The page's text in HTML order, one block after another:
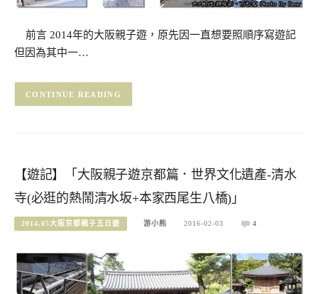
前言 2014年的大阪親子遊，原先因一直想要照順序寫遊記
但因為其中一…
CONTINUE READING
【遊記】「大阪親子遊京都篇．世界文化遺產-清水
寺(必逛的熱鬧清水坂+本家西尾生八橋)」
2014.05大阪京都親子五日遊 游小熊 2016-02-03 4